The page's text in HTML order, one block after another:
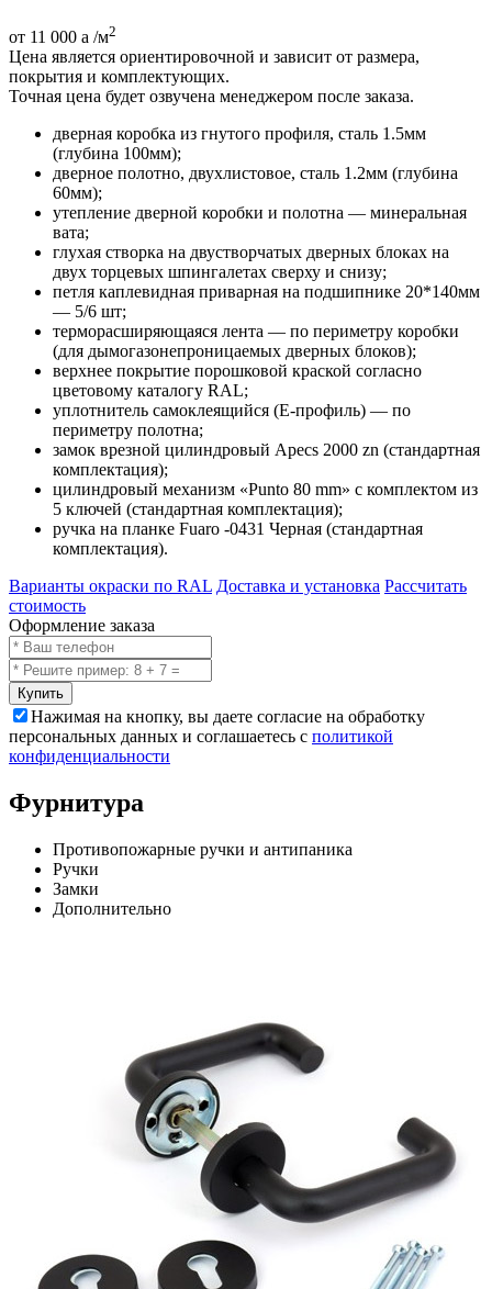
от 11 000 a /м2
Цена является ориентировочной и зависит от размера,
покрытия и комплектующих.
Точная цена будет озвучена менеджером после заказа.
дверная коробка из гнутого профиля, сталь 1.5мм
(глубина 100мм);
дверное полотно, двухлистовое, сталь 1.2мм (глубина
60мм);
утепление дверной коробки и полотна — минеральная
вата;
глухая створка на двустворчатых дверных блоках на
двух торцевых шпингалетах сверху и снизу;
петля каплевидная приварная на подшипнике 20*140мм
— 5/6 шт;
терморасширяющаяся лента — по периметру коробки
(для дымогазонепроницаемых дверных блоков);
верхнее покрытие порошковой краской согласно
цветовому каталогу RAL;
уплотнитель самоклеящийся (E-профиль) — по
периметру полотна;
замок врезной цилиндровый Apecs 2000 zn (стандартная
комплектация);
цилиндровый механизм «Punto 80 mm» с комплектом из
5 ключей (стандартная комплектация);
ручка на планке Fuaro -0431 Черная (стандартная
комплектация).
Варианты окраски по RAL Доставка и установка Рассчитать
стоимость
Оформление заказа
Купить
Нажимая на кнопку, вы даете согласие на обработку
персональных данных и соглашаетесь с политикой
конфиденциальности
Фурнитура
Противопожарные ручки и антипаника
Ручки
Замки
Дополнительно